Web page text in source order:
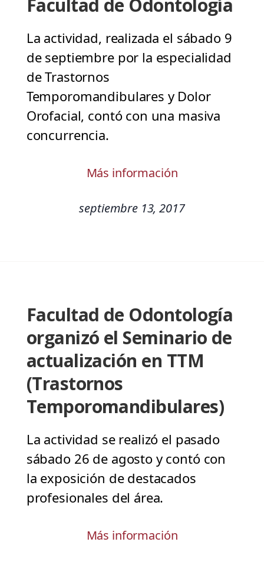
Facultad de Odontología
La actividad, realizada el sábado 9
de septiembre por la especialidad
de Trastornos
Temporomandibulares y Dolor
Orofacial, contó con una masiva
concurrencia.
Más información
septiembre 13, 2017
Facultad de Odontología
organizó el Seminario de
actualización en TTM
(Trastornos
Temporomandibulares)
La actividad se realizó el pasado
sábado 26 de agosto y contó con
la exposición de destacados
profesionales del área.
Más información